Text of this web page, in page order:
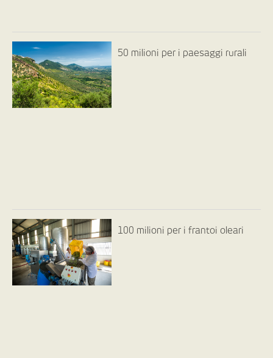
50 milioni per i paesaggi rurali
100 milioni per i frantoi oleari